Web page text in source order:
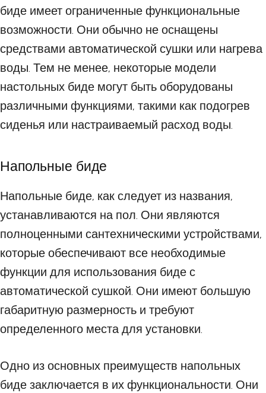
биде имеет ограниченные функциональные
возможности. Они обычно не оснащены
средствами автоматической сушки или нагрева
воды. Тем не менее, некоторые модели
настольных биде могут быть оборудованы
различными функциями, такими как подогрев
сиденья или настраиваемый расход воды.
Напольные биде
Напольные биде, как следует из названия,
устанавливаются на пол. Они являются
полноценными сантехническими устройствами,
которые обеспечивают все необходимые
функции для использования биде с
автоматической сушкой. Они имеют большую
габаритную размерность и требуют
определенного места для установки.
Одно из основных преимуществ напольных
биде заключается в их функциональности. Они